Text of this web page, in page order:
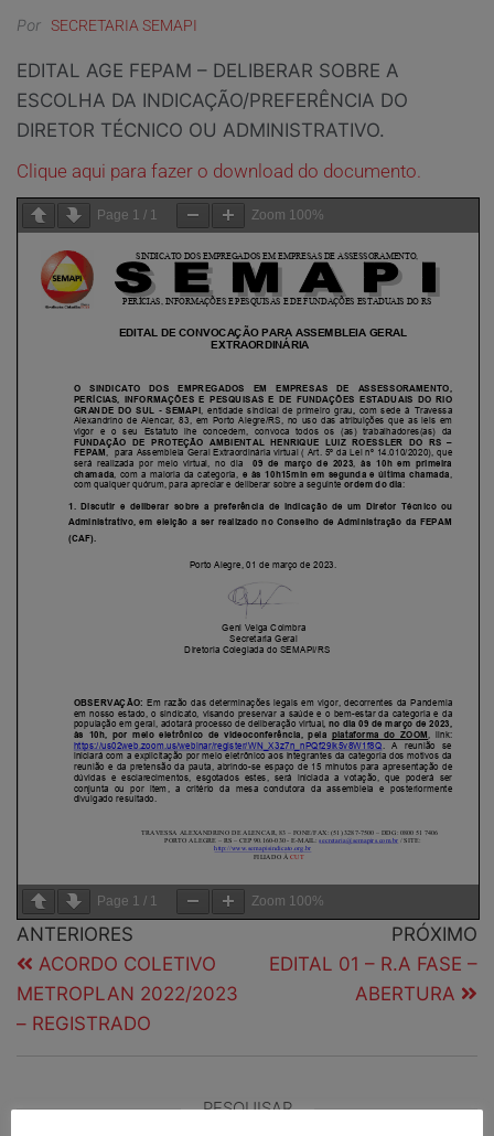
Por SECRETARIA SEMAPI
EDITAL AGE FEPAM – DELIBERAR SOBRE A
ESCOLHA DA INDICAÇÃO/PREFERÊNCIA DO
DIRETOR TÉCNICO OU ADMINISTRATIVO.
Clique aqui para fazer o download do documento.
Page 1 / 1 Zoom 100%
Page 1 / 1 Zoom 100%
ANTERIORES
ACORDO COLETIVO
METROPLAN 2022/2023
– REGISTRADO
PRÓXIMO
EDITAL 01 – R.A FASE –
ABERTURA
PESQUISAR